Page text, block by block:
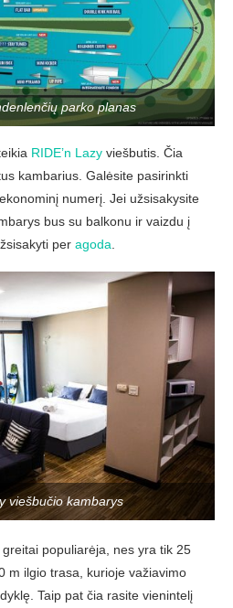
parko planas
RIDE’n Lazy viešbutis. Čia
kambarius. Galėsite pasirinkti
numerį. Jei užsisakysite
bus su balkonu ir vaizdu į
per agoda.
viešbučio kambarys
populiarėja, nes yra tik 25
m ilgio trasa, kurioje važiavimo
Taip pat čia rasite vienintelį